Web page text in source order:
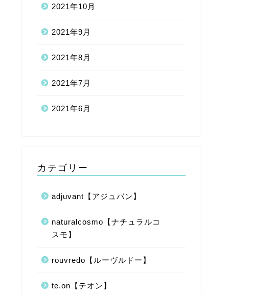
2021年10月
2021年9月
2021年8月
2021年7月
2021年6月
カテゴリー
adjuvant【アジュバン】
naturalcosmo【ナチュラルコ
スモ】
rouvredo【ルーヴルドー】
te.on【テオン】